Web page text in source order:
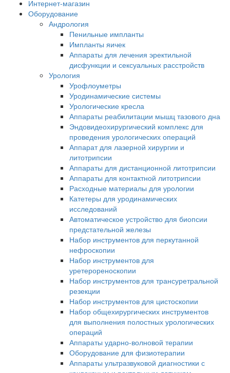
Интернет-магазин
Оборудование
Андрология
Пенильные импланты
Импланты яичек
Аппараты для лечения эректильной
дисфункции и сексуальных расстройств
Урология
Урофлоуметры
Уродинамические системы
Урологические кресла
Аппараты реабилитации мышц тазового дна
Эндовидеохирургический комплекс для
проведения урологических операций
Аппарат для лазерной хирургии и
литотрипсии
Аппараты для дистанционной литотрипсии
Аппараты для контактной литотрипсии
Расходные материалы для урологии
Катетеры для уродинамических
исследований
Автоматическое устройство для биопсии
предстательной железы
Набор инструментов для перкутанной
нефроскопии
Набор инструментов для
уретерореноскопии
Набор инструментов для трансуретральной
резекции
Набор инструментов для цистоскопии
Набор общехирургических инструментов
для выполнения полостных урологических
операций
Аппараты ударно-волновой терапии
Оборудование для физиотерапии
Аппараты ультразвуковой диагностики с